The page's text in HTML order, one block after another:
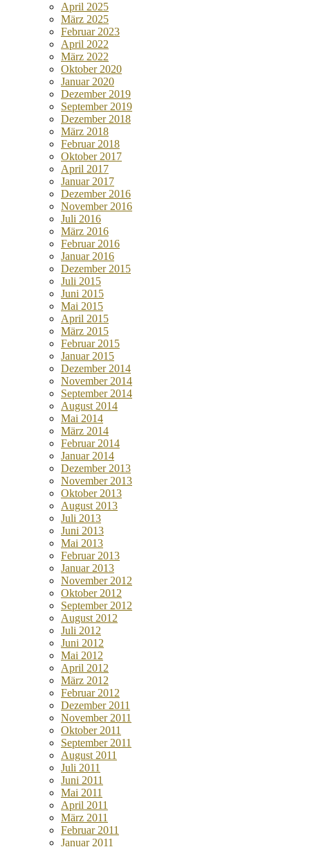
April 2025
März 2025
Februar 2023
April 2022
März 2022
Oktober 2020
Januar 2020
Dezember 2019
September 2019
Dezember 2018
März 2018
Februar 2018
Oktober 2017
April 2017
Januar 2017
Dezember 2016
November 2016
Juli 2016
März 2016
Februar 2016
Januar 2016
Dezember 2015
Juli 2015
Juni 2015
Mai 2015
April 2015
März 2015
Februar 2015
Januar 2015
Dezember 2014
November 2014
September 2014
August 2014
Mai 2014
März 2014
Februar 2014
Januar 2014
Dezember 2013
November 2013
Oktober 2013
August 2013
Juli 2013
Juni 2013
Mai 2013
Februar 2013
Januar 2013
November 2012
Oktober 2012
September 2012
August 2012
Juli 2012
Juni 2012
Mai 2012
April 2012
März 2012
Februar 2012
Dezember 2011
November 2011
Oktober 2011
September 2011
August 2011
Juli 2011
Juni 2011
Mai 2011
April 2011
März 2011
Februar 2011
Januar 2011